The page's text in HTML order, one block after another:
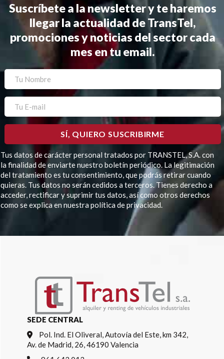
Suscríbete a la newsletter y te haremos
llegar la actualidad de TransTel,
promociones y noticias del sector cada
mes en tu email.
Tus datos de carácter personal tratados por TRANSTEL, S.A. con
la finalidad de enviarte nuestro boletín periódico. La legitimación
del tratamiento es tu consentimiento, que podrás retirar cuando
quieras. Tus datos no serán cedidos a terceros. Tienes derecho a
acceder, rectificar y suprimir tus datos, así como otros derechos
como se explica en nuestra política de privacidad.
SEDE CENTRAL
Pol. Ind. El Oliveral, Autovía del Este, km 342,
Av. de Madrid, 26, 46190 Valencia